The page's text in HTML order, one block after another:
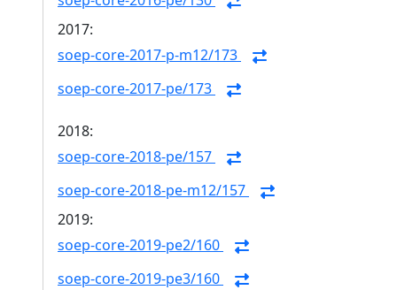
2017:
soep-core-2017-p-m12/173
soep-core-2017-pe/173
2018:
soep-core-2018-pe/157
soep-core-2018-pe-m12/157
2019:
soep-core-2019-pe2/160
soep-core-2019-pe3/160